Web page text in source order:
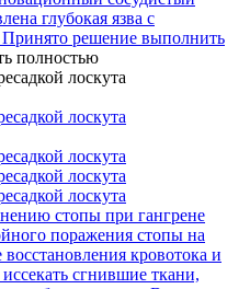
глубокая язва с
решение выполнить
полностью
стопы при гангрене
поражения стопы на
кровотока и
сгнившие ткани,